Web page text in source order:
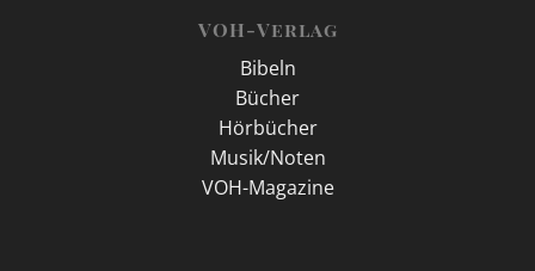
VOH-Verlag
Bibeln
Bücher
Hörbücher
Musik/Noten
VOH-Magazine